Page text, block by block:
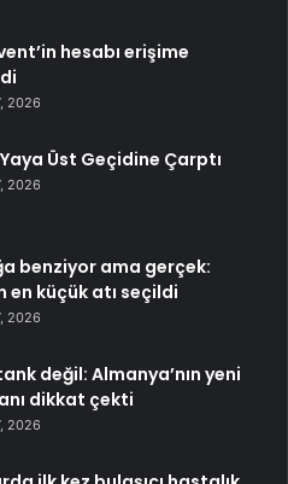
hesabı erişime
2026
Üst Geçidine Çarptı
2026
benziyor ama gerçek:
en küçük atı seçildi
2026
değil: Almanya’nın yeni
dikkat çekti
2026